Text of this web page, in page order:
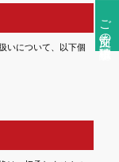
ご注文前の確認事項
いについて、以下個